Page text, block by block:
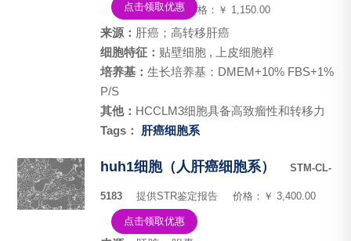
格：￥ 1,150.00
点击领取优惠
来源： 肝癌；高转移肝癌
细胞特征： 贴壁细胞 , 上皮细胞样
培养基： 生长培养基：DMEM+10% FBS+1%
P/S
其他： HCCLM3细胞具备高致瘤性和转移力
Tags：
肝癌细胞系
huh1细胞（人肝癌细胞系） STM-CL-
5183 提供STR鉴定报告 价格：￥ 3,400.00
点击领取优惠